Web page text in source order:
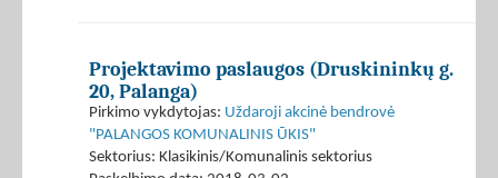
Projektavimo paslaugos (Druskininkų g.
20, Palanga)
Pirkimo vykdytojas: Uždaroji akcinė bendrovė
"PALANGOS KOMUNALINIS ŪKIS"
Sektorius: Klasikinis/Komunalinis sektorius